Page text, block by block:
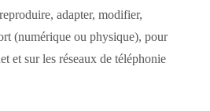
adapter, modifier,
(numérique ou physique), pour
et sur les réseaux de téléphonie